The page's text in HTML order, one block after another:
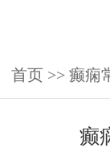
首页 >> 癫痫
癫